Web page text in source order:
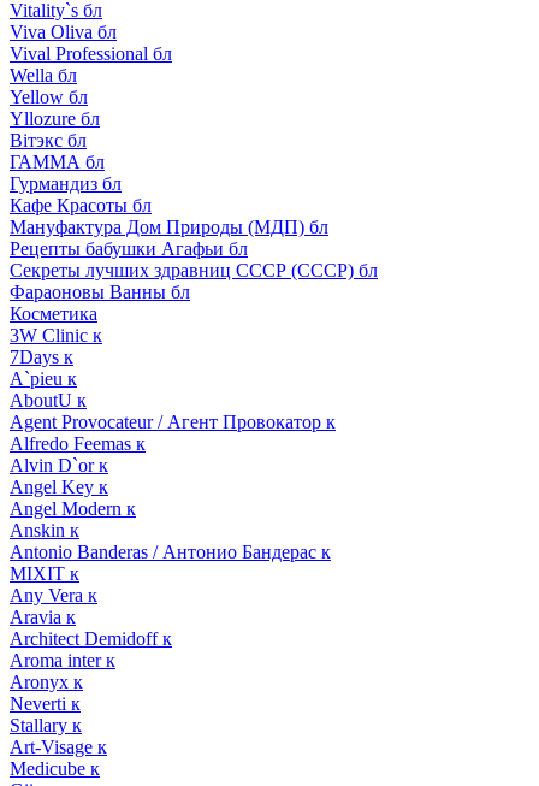
Vitality`s бл
Viva Oliva бл
Vival Professional бл
Wella бл
Yellow бл
Yllozure бл
Вiтэкс бл
ГАММА бл
Гурмандиз бл
Кафе Красоты бл
Мануфактура Дом Природы (МДП) бл
Рецепты бабушки Агафьи бл
Секреты лучших здравниц СССР (СССР) бл
Фараоновы Ванны бл
Косметика
3W Clinic к
7Days к
A`pieu к
AboutU к
Agent Provocateur / Агент Провокатор к
Alfredo Feemas к
Alvin D`or к
Angel Key к
Angel Modern к
Anskin к
Antonio Banderas / Антонио Бандерас к
MIXIT к
Any Vera к
Aravia к
Architect Demidoff к
Aroma inter к
Aronyx к
Neverti к
Stallary к
Art-Visage к
Medicube к